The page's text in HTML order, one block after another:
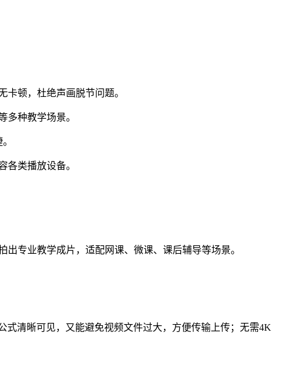
顿，杜绝声画脱节问题。
多种教学场景。
各类播放设备。
专业教学成片，适配网课、微课、课后辅导等场景。
式清晰可见，又能避免视频文件过大，方便传输上传；无需4K